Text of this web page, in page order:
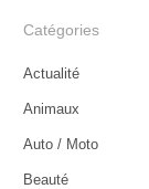
Catégories
Actualité
Animaux
Auto / Moto
Beauté